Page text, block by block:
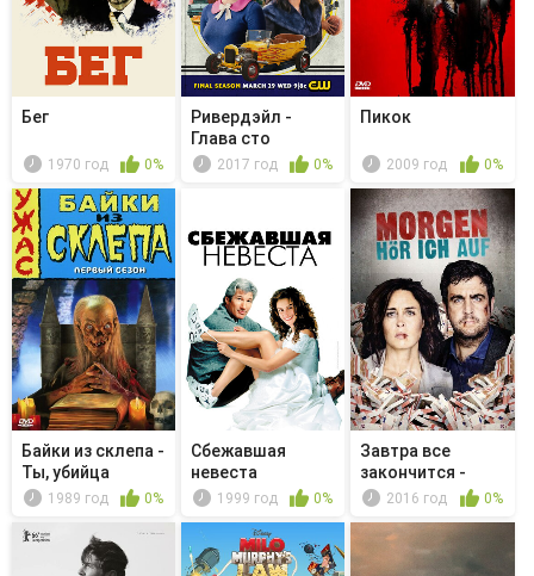
Бег
1970 год 0%
Ривердэйл -
Глава cто
двадцать
2017 год 0%
Пикок
2009 год 0%
Байки из склепа -
Ты, убийца
1989 год 0%
Сбежавшая
невеста
1999 год 0%
Завтра все
закончится -
Wechselgeschäfte
2016 год 0%